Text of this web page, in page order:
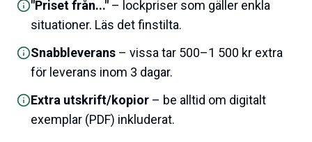
"Priset från..." – lockpriser som gäller enkla
situationer. Läs det finstilta.
Snabbleverans – vissa tar 500–1 500 kr extra
för leverans inom 3 dagar.
Extra utskrift/kopior – be alltid om digitalt
exemplar (PDF) inkluderat.